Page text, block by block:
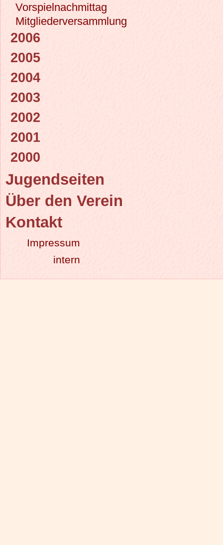
Vorspielnachmittag
Mitgliederversammlung
2006
2005
2004
2003
2002
2001
2000
Jugendseiten
Über den Verein
Kontakt
Impressum
intern